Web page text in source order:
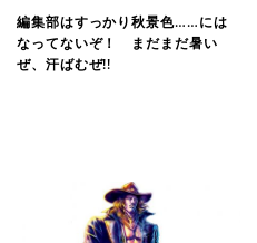
編集部はすっかり秋景色……には
なってないぞ！ まだまだ暑い
ぜ、汗ばむぜ!!